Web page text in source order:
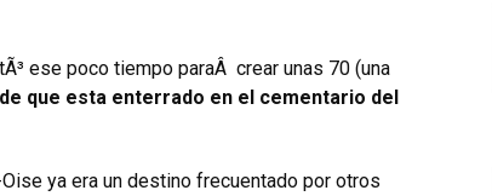
ese poco tiempo paraÂ crear unas 70 (una
de que esta enterrado en el cementario del
ya era un destino frecuentado por otros